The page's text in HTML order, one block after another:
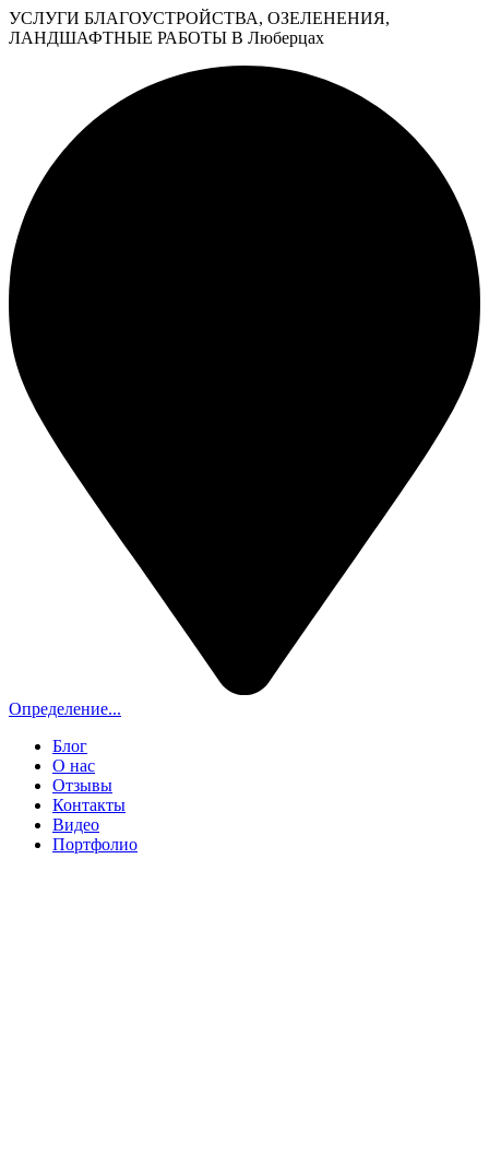
УСЛУГИ БЛАГОУСТРОЙСТВА, ОЗЕЛЕНЕНИЯ,
ЛАНДШАФТНЫЕ РАБОТЫ В Люберцах
Определение...
Блог
О нас
Отзывы
Контакты
Видео
Портфолио